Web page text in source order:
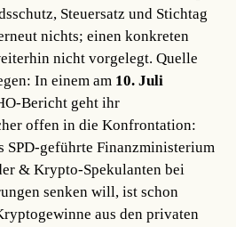
Steuersatz und Stichtag
nichts; einen konkreten
nicht vorgelegt.Quelle
In einem am 10. Juli
Bericht geht ihr
offen in die Konfrontation:
SPD-geführte Finanzministerium
& Krypto-Spekulanten bei
senken will, ist schon
aus den privaten